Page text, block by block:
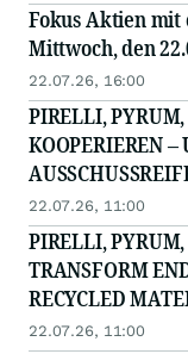
Fokus Aktien
Mittwoch, den
22.07.26, 16:00
PIRELLI,
KOOPERIEREN
FÜR NEUE
22.07.26, 11:00
PIRELLI,
TRANSFORM
RECYCLED
22.07.26, 11:00